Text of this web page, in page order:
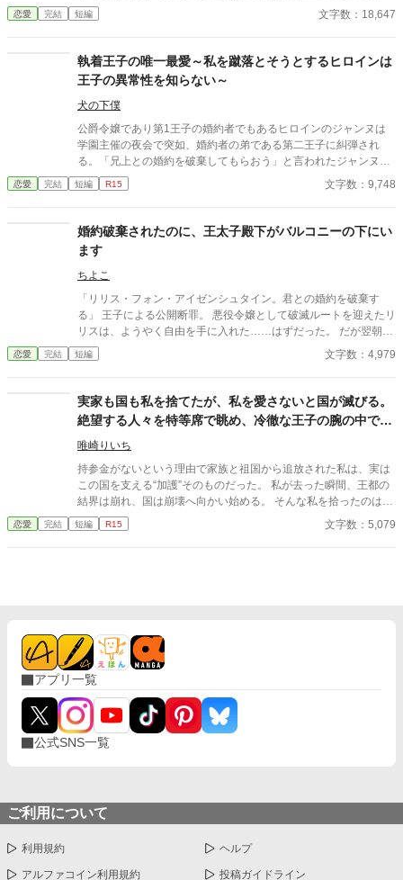
低い彼女。 決して交わらないはずの二人なのに、彼は彼女を守
り、触れ、独占しようとする。 「俺が笑うのは、お前の前だけ
係は周囲を巻き込み、彼の“冷酷”と呼ばれる理由、そして彼女へ
の想いの深さが暴かれていく―― これは、氷のような男が、たっ
た一人にだけ溺れる物語。
恋愛 完結 短編 文字数：18,647
執着王子の唯一最愛～私を蹴落とそうとするヒロインは
王子の異常性を知らない～
犬の下僕
公爵令嬢であり第1王子の婚約者でもあるヒロインのジャンヌは
学園主催の夜会で突如、婚約者の弟である第二王子に糾弾され
る。「兄上との婚約を破棄してもらおう」と言われたジャンヌは
どうするのか…
恋愛 完結 短編 R15 文字数：9,748
婚約破棄されたのに、王太子殿下がバルコニーの下にい
ます
ちよこ
「リリス・フォン・アイゼンシュタイン。君との婚約を破棄す
る」 王子による公開断罪。 悪役令嬢として破滅ルートを迎えたリ
リスは、ようやく自由を手に入れた……はずだった。 だが翌朝、
屋敷のバルコニーの下に立っていたのは、断罪したはずの王太
子。 花束を抱え、「おはよう」と微笑む彼は、毎朝訪れるように
は、狂愛をリリスに注ぎはじめる。 婚約破棄×悪役令嬢×ヤンデレ
王子による、 テンプレから逸脱しまくるダークサイド・ラブコメ
ディ！
恋愛 完結 短編 文字数：4,979
実家も国も私を捨てたが、私を愛さないと国が滅びる。
絶望する人々を特等席で眺め、冷徹な王子の腕の中で思
考停止する。
唯崎りいち
持参金がないという理由で家族と祖国から追放された私は、実は
この国を支える“加護”そのものだった。 私が去った瞬間、王都の
結界は崩れ、国は崩壊へ向かい始める。 そんな私を拾ったのは、
冷徹と噂される隣国の王子。 「やっと見つけた。お前は俺のもの
だ」 捨てられたはずの私は、気づけば滅びゆく祖国を背に、彼の
恋愛 完結 短編 R15 文字数：5,079
アプリ一覧
公式SNS一覧
ご利用について
利用規約 ヘルプ
アルファコイン利用規約 投稿ガイドライン